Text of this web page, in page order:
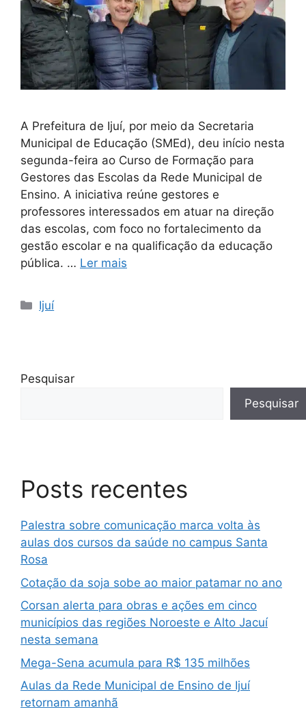
A Prefeitura de Ijuí, por meio da Secretaria
Municipal de Educação (SMEd), deu início nesta
segunda-feira ao Curso de Formação para
Gestores das Escolas da Rede Municipal de
Ensino. A iniciativa reúne gestores e
professores interessados em atuar na direção
das escolas, com foco no fortalecimento da
gestão escolar e na qualificação da educação
pública. … Ler mais
Ijuí
Pesquisar
Pesquisar
Posts recentes
Palestra sobre comunicação marca volta às
aulas dos cursos da saúde no campus Santa
Rosa
Cotação da soja sobe ao maior patamar no ano
Corsan alerta para obras e ações em cinco
municípios das regiões Noroeste e Alto Jacuí
nesta semana
Mega-Sena acumula para R$ 135 milhões
Aulas da Rede Municipal de Ensino de Ijuí
retornam amanhã